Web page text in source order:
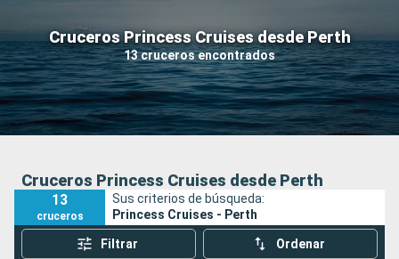
Cruceros Princess Cruises desde Perth
13 cruceros encontrados
Nuestros destinos
Fecha de salida
Puertos Compañías
Cruceros Princess Cruises desde Perth
13
cruceros
Sus criterios de búsqueda:
Princess Cruises - Perth
Filtrar Ordenar